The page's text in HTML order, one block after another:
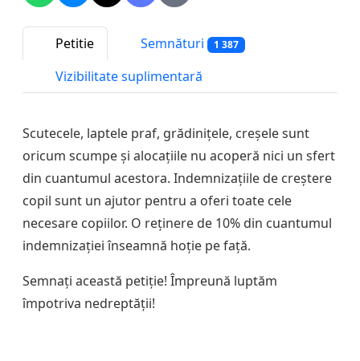
Petitie Semnături 1 387
Vizibilitate suplimentară
Scutecele, laptele praf, grădinițele, creșele sunt
oricum scumpe și alocațiile nu acoperă nici un sfert
din cuantumul acestora. Indemnizațiile de creștere
copil sunt un ajutor pentru a oferi toate cele
necesare copiilor. O reținere de 10% din cuantumul
indemnizației înseamnă hoție pe față.
Semnați această petiție! Împreună luptăm
împotriva nedreptății!